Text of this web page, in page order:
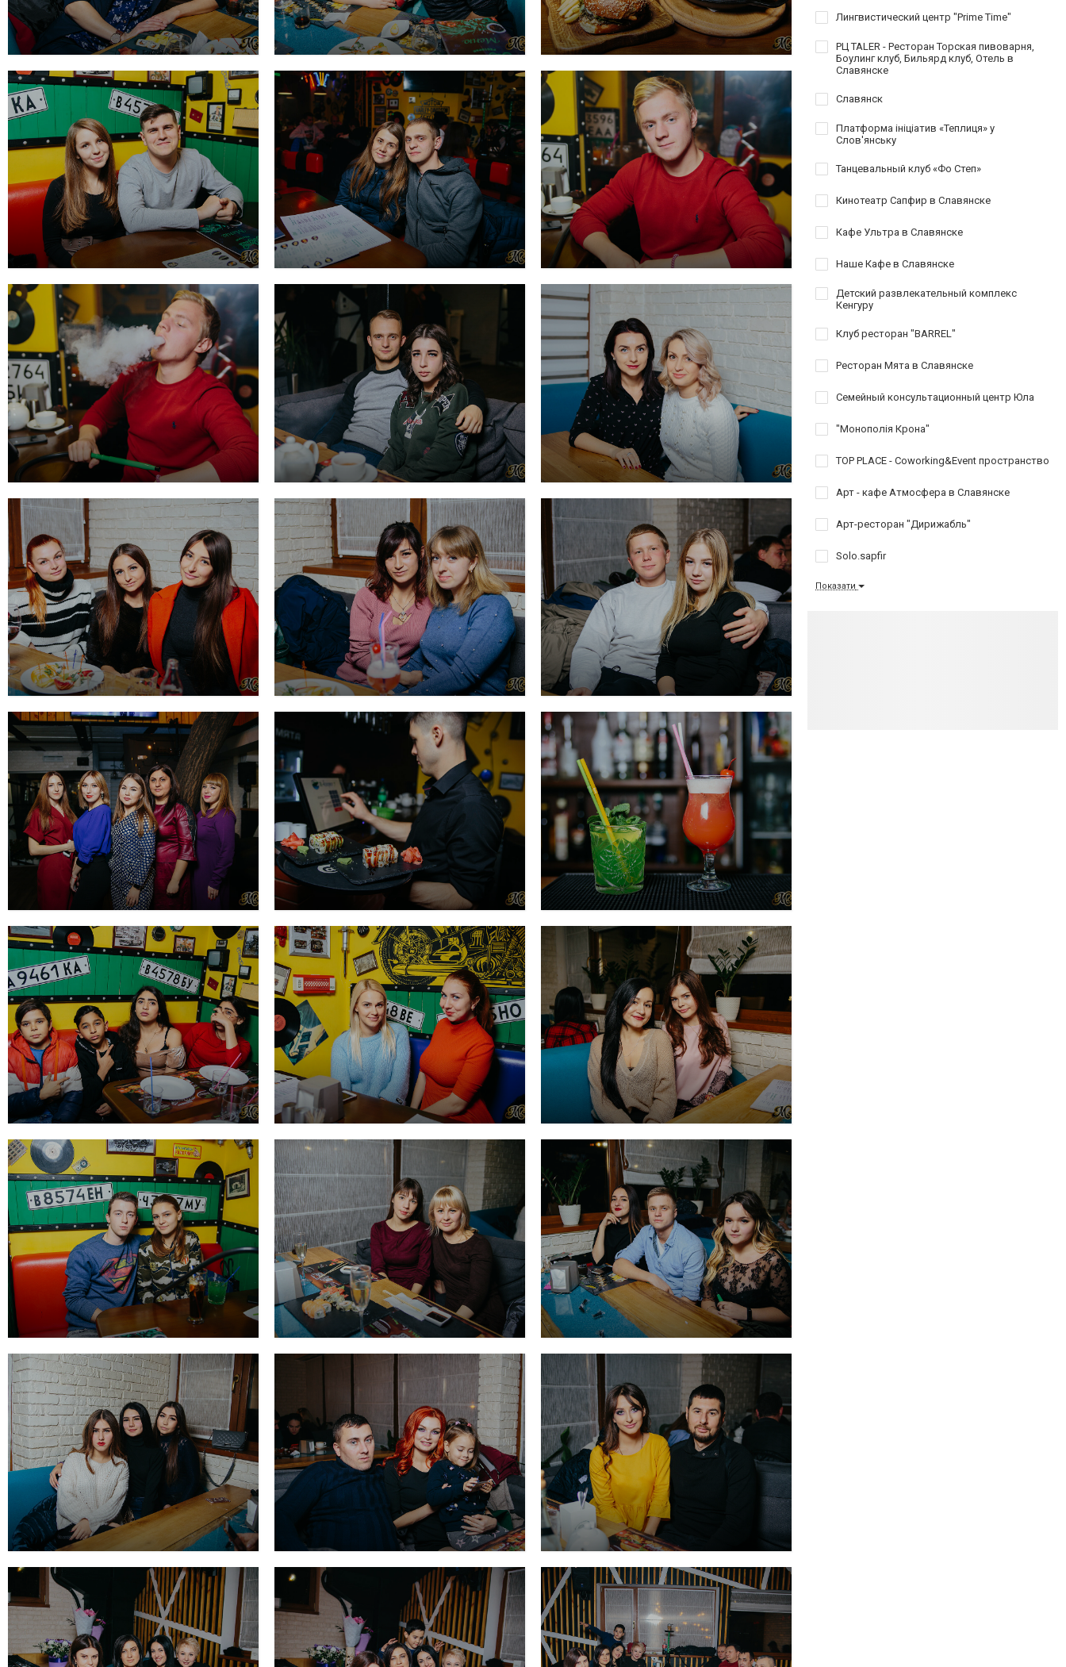
Лингвистический центр "Prime Time"
РЦ TALER - Ресторан Торская пивоварня,
Боулинг клуб, Бильярд клуб, Отель в
Славянске
Славянск
Платформа ініціатив «Теплиця» у
Слов'янську
Танцевальный клуб «Фо Степ»
Кинотеатр Сапфир в Славянске
Кафе Ультра в Славянске
Наше Кафе в Славянске
Детский развлекательный комплекс
Кенгуру
Клуб ресторан "BARREL"
Ресторан Мята в Славянске
Семейный консультационный центр Юла
"Монополія Крона"
TOP PLACE - Coworking&Event пространство
Арт - кафе Атмосфера в Славянске
Арт-ресторан "Дирижабль"
Solo.sapfir
Показати